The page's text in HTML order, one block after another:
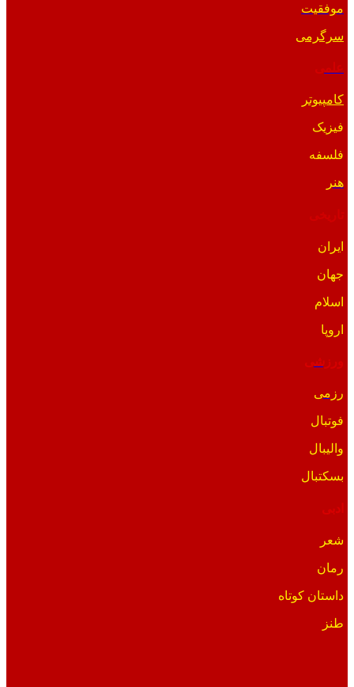
موفقیت
سرگرمی
کامپیوتر
فیزیک
فلسفه
هنر
ایران
جهان
اسلام
اروپا
ورزشی
رزمی
فوتبال
والیبال
بسکتبال
ادبی
شعر
رمان
داستان کوتاه
طنز